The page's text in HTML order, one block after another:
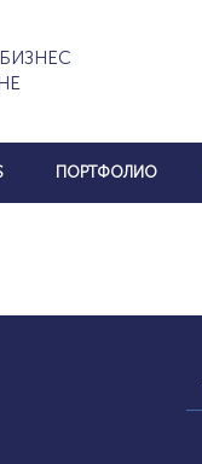
ПОРТФОЛИО